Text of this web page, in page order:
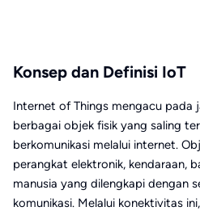
Konsep dan Definisi IoT
Internet of Things mengacu pada
berbagai objek fisik yang saling
berkomunikasi melalui internet.
perangkat elektronik, kendaraan,
manusia yang dilengkapi dengan
komunikasi. Melalui konektivitas